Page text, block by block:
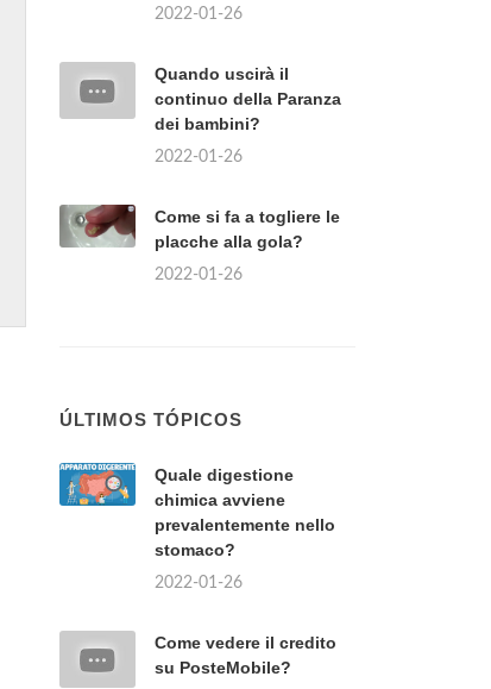
2022-01-26
Quando uscirà il
continuo della Paranza
dei bambini?
2022-01-26
Come si fa a togliere le
placche alla gola?
2022-01-26
ÚLTIMOS TÓPICOS
Quale digestione
chimica avviene
prevalentemente nello
stomaco?
2022-01-26
Come vedere il credito
su PosteMobile?